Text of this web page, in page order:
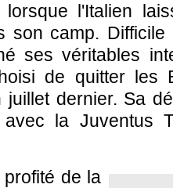
lorsque l'Italien
son camp.
ses véritables
de quitter les
dernier. Sa
la Juventus
de la